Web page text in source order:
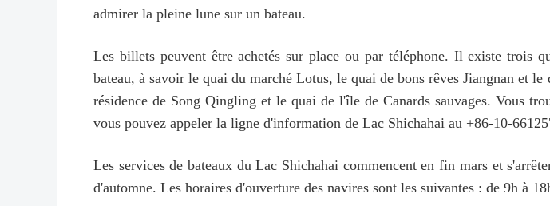
admirer la pleine lune sur un bateau.
Les billets peuvent être achetés sur place ou par téléphone. Il existe trois
bateau, à savoir le quai du marché Lotus, le quai de bons rêves Jiangnan et
résidence de Song Qingling et le quai de l'île de Canards sauvages. Vous
vous pouvez appeler la ligne d'information de Lac Shichahai au +86-10-
Les services de bateaux du Lac Shichahai commencent en fin mars et
d'automne. Les horaires d'ouverture des navires sont les suivantes : de 9h à